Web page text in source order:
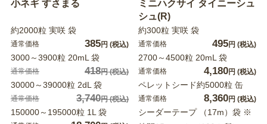
小ネギ すさまる
約2000粒 実咲 袋
通常価格 385円 (税込)
3000～3900粒 20mL 袋
通常価格 418円(税込)
30000～39000粒 2dL 袋
通常価格 3,740円(税込)
150000～195000粒 1L 袋
ミニハクサイ タイニーシュ
シュ(R)
約300粒 実咲 袋
通常価格 495円 (税込)
2700～4500粒 20mL 袋
通常価格 4,180円 (税込)
ペレットシード約5000粒 缶
通常価格 8,360円 (税込)
シーダーテープ （17m）袋 ※